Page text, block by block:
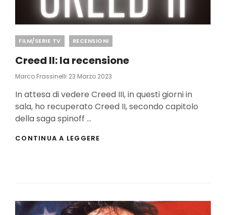
Categories
FILM/SERIE TV RECENSIONI
Creed II: la recensione
Marco Frassinelli Posted
23 Marzo 2023
In attesa di vedere Creed III, in questi giorni in
sala, ho recuperato Creed II, secondo capitolo
della saga spinoff …
CONTINUA A LEGGERE